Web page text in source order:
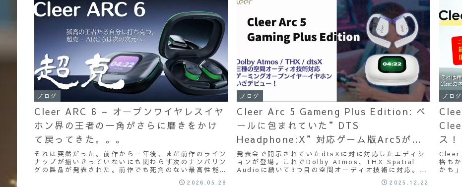
ブログ
Cleer ARC 6 – オープンワイヤレスイヤ
ホン界の王者の一角がさらに磨きをかけ
て戻ってきた。。。
それは突然だった。前作から一年後、まだ前作のライン
ナップが揃いきっていないにも関わらず次のナンバリン
グの製品が発表された。前作でも死角のない最高性能機
2026.05.28
ブログ
Cleer Arc 5 Gameng Plus Edition: ベ
ールに包まれていた”DTS
Headphone:X”対応ゲーム版Arc5がつ
いに登場！日本最速クラスでレビューし
ます！（前編 紹介編）
発表会で開示されていたdtsXに対に対応したエディシ
ョンが登場。これでDolby Atmos、THX Spatial
Audioに続いて3つ目の空間オーディオ技術に対応。こ
2025.12.22
ブログ
ス！
Cleer
格も
かも